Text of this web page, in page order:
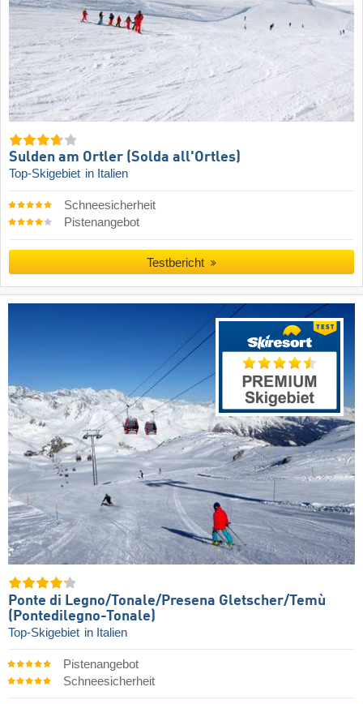
Sulden am Ortler (Solda all'Ortles)
Top-Skigebiet in Italien
Schneesicherheit
Pistenangebot
Testbericht
Ponte di Legno/​Tonale/​Presena Gletscher/​Temù
(Pontedilegno-Tonale)
Top-Skigebiet in Italien
Pistenangebot
Schneesicherheit